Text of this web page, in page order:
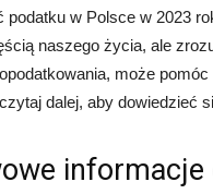
podatku w Polsce w 2023
naszego życia, ale
może
dalej, aby dowiedzieć
informacje